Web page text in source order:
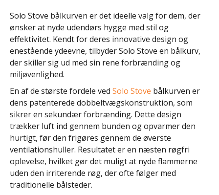
Solo Stove bålkurven er det ideelle valg for dem, der
ønsker at nyde udendørs hygge med stil og
effektivitet. Kendt for deres innovative design og
enestående ydeevne, tilbyder Solo Stove en bålkurv,
der skiller sig ud med sin rene forbrænding og
miljøvenlighed.
En af de største fordele ved Solo Stove bålkurven er
dens patenterede dobbeltvægskonstruktion, som
sikrer en sekundær forbrænding. Dette design
trækker luft ind gennem bunden og opvarmer den
hurtigt, før den frigøres gennem de øverste
ventilationshuller. Resultatet er en næsten røgfri
oplevelse, hvilket gør det muligt at nyde flammerne
uden den irriterende røg, der ofte følger med
traditionelle bålsteder.